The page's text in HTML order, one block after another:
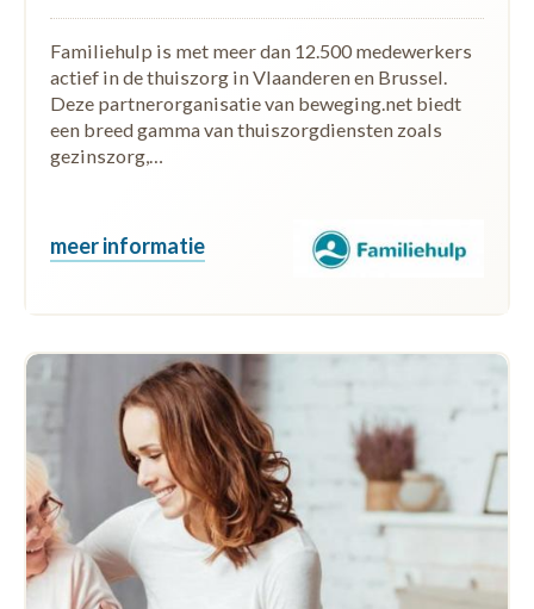
Familiehulp is met meer dan 12.500 medewerkers
actief in de thuiszorg in Vlaanderen en Brussel.
Deze partnerorganisatie van beweging.net biedt
een breed gamma van thuiszorgdiensten zoals
gezinszorg,…
meer informatie